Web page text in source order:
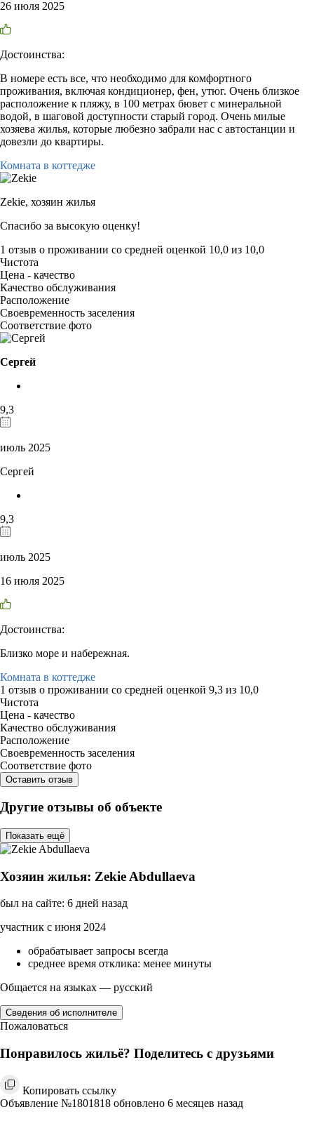
26 июля 2025
Достоинства:
В номере есть все, что необходимо для комфортного
проживания, включая кондиционер, фен, утюг. Очень близкое
расположение к пляжу, в 100 метрах бювет с минеральной
водой, в шаговой доступности старый город. Очень милые
хозяева жилья, которые любезно забрали нас с автостанции и
довезли до квартиры.
Комната в коттедже
Zekie, хозяин жилья
Спасибо за высокую оценку!
1 отзыв о проживании со средней оценкой 10,0 из 10,0
Чистота
Цена - качество
Качество обслуживания
Расположение
Своевременность заселения
Соответствие фото
Сергей
9,3
июль 2025
Сергей
9,3
июль 2025
16 июля 2025
Достоинства:
Близко море и набережная.
Комната в коттедже
1 отзыв о проживании со средней оценкой 9,3 из 10,0
Чистота
Цена - качество
Качество обслуживания
Расположение
Своевременность заселения
Соответствие фото
Оставить отзыв
Другие отзывы об объекте
Показать ещё
Хозяин жилья: Zekie Abdullaeva
был на сайте: 6 дней назад
участник с июня 2024
обрабатывает запросы всегда
среднее время отклика: менее минуты
Общается на языках — русский
Сведения об исполнителе
Пожаловаться
Понравилось жильё? Поделитесь с друзьями
Копировать ссылку
Объявление №1801818 обновлено 6 месяцев назад